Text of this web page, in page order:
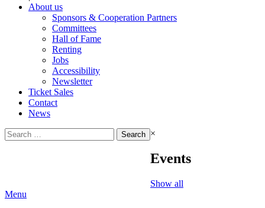
About us
Sponsors & Cooperation Partners
Committees
Hall of Fame
Renting
Jobs
Accessibility
Newsletter
Ticket Sales
Contact
News
Search
for:
×
Events
Show all
Menu